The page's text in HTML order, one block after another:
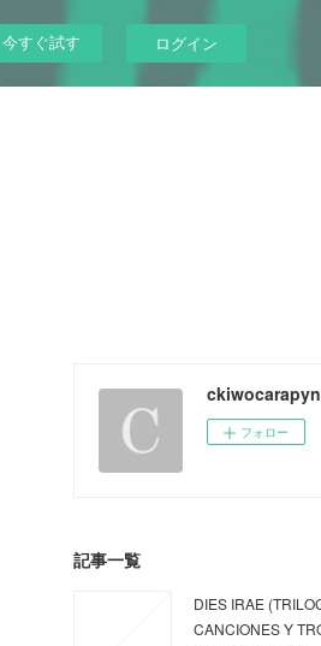
今すぐ試す ログイン
フォロー
記事一覧
DIES IRAE
CANCIONES Y